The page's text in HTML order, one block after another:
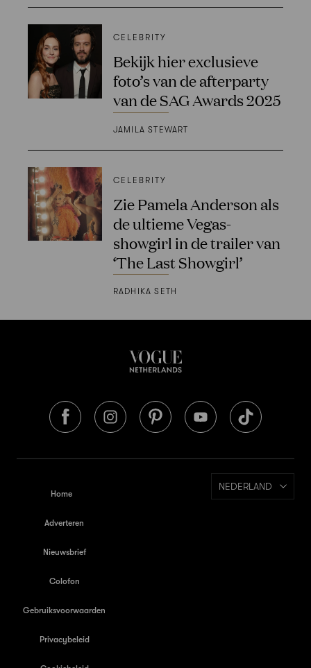
CELEBRITY
Bekijk hier exclusieve
foto’s van de afterparty
van de SAG Awards 2025
JAMILA STEWART
CELEBRITY
Zie Pamela Anderson als
de ultieme Vegas-
showgirl in de trailer van
‘The Last Showgirl’
RADHIKA SETH
Home
Adverteren
Nieuwsbrief
Colofon
Gebruiksvoorwaarden
Privacybeleid
NEDERLAND